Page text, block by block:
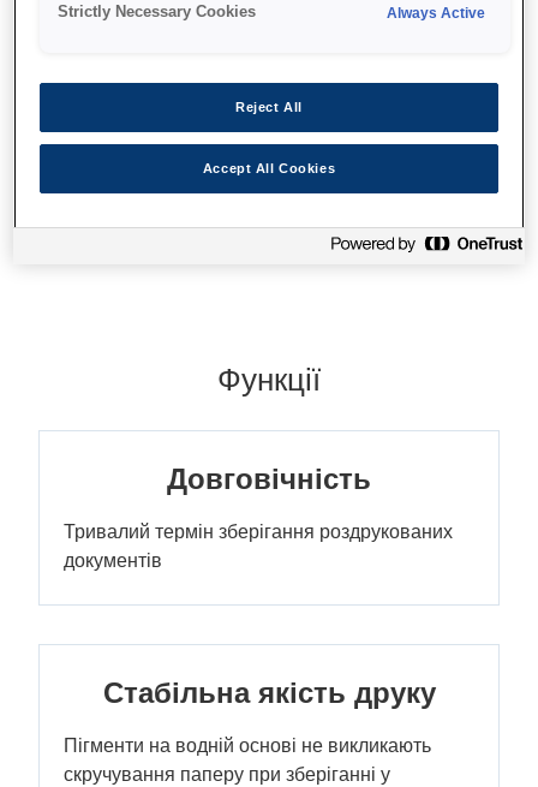
Точне відтворення кольорів
Функції
Довговічність
Тривалий термін зберігання роздрукованих
документів
Стабільна якість друку
Пігменти на водній основі не викликають
скручування паперу при зберіганні у
Strictly Necessary Cookies Always Active
Reject All
Accept All Cookies